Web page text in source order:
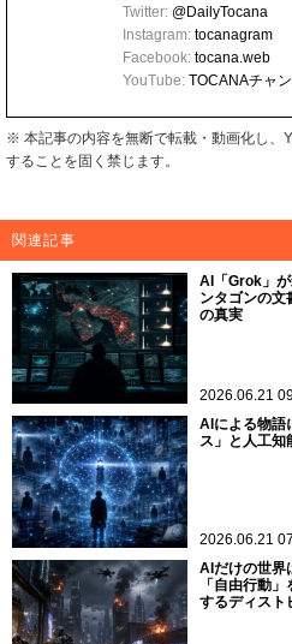
Twitter: @DailyTocana
Instagram: tocanagram
Facebook: tocana.web
YouTube: TOCANAチャ
※ 本記事の内容を無断で転載・動画化し、
することを固く禁じます。
関連記事
AI「Grok」
ンタゴンの文
の真実
2026.06.21
AIによる物語
ス」と人工知
2026.06.21
AIだけの世界
「自由行動
するディスト